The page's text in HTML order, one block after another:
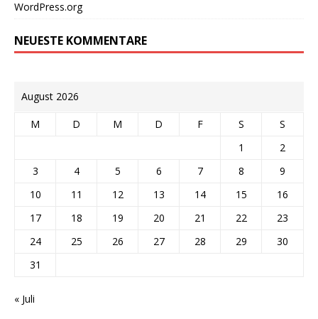
WordPress.org
NEUESTE KOMMENTARE
August 2026
M D M D F S
S
1
2
3
4 5 6 7 8
9
10
11 12 13 14 15
16
17
18 19 20 21 22
23
24
25 26 27 28 29
30
31
« Juli